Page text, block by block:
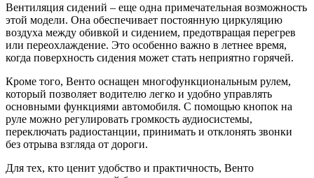
Вентиляция сидений – еще одна примечательная возможность
этой модели. Она обеспечивает постоянную циркуляцию
воздуха между обивкой и сидением, предотвращая перегрев
или переохлаждение. Это особенно важно в летнее время,
когда поверхность сидения может стать неприятно горячей.
Кроме того, Венто оснащен многофункциональным рулем,
который позволяет водителю легко и удобно управлять
основными функциями автомобиля. С помощью кнопок на
руле можно регулировать громкость аудиосистемы,
переключать радиостанции, принимать и отклонять звонки
без отрыва взгляда от дороги.
Для тех, кто ценит удобство и практичность, Венто